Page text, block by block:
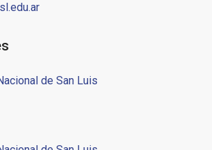
de San Luis